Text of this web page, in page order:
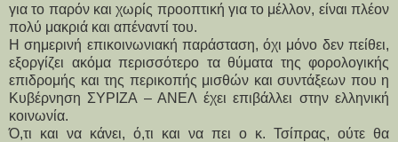
για το παρόν και χωρίς προοπτική για το μέλλον, είναι πλέον
πολύ μακριά και απέναντί του.
Η σημερινή επικοινωνιακή παράσταση, όχι μόνο δεν πείθει,
εξοργίζει ακόμα περισσότερο τα θύματα της φορολογικής
επιδρομής και της περικοπής μισθών και συντάξεων που η
Κυβέρνηση ΣΥΡΙΖΑ – ΑΝΕΛ έχει επιβάλλει στην ελληνική
κοινωνία.
Ό,τι και να κάνει, ό,τι και να πει ο κ. Τσίπρας, ούτε θα